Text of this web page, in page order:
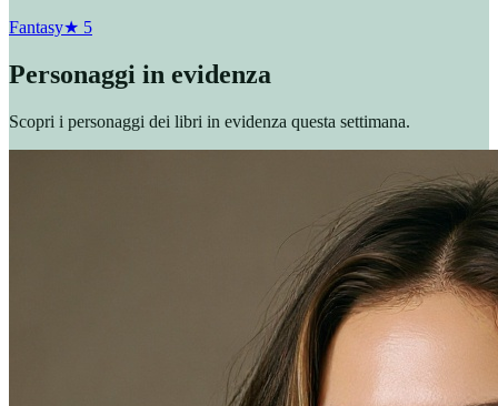
Fantasy★ 5
Personaggi in evidenza
Scopri i personaggi dei libri in evidenza questa settimana.